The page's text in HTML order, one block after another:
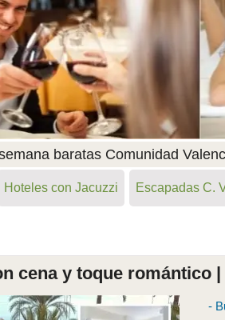
baratas Comunidad
Hoteles con Jacuzzi Escapadas C.
cena y toque romántico
-